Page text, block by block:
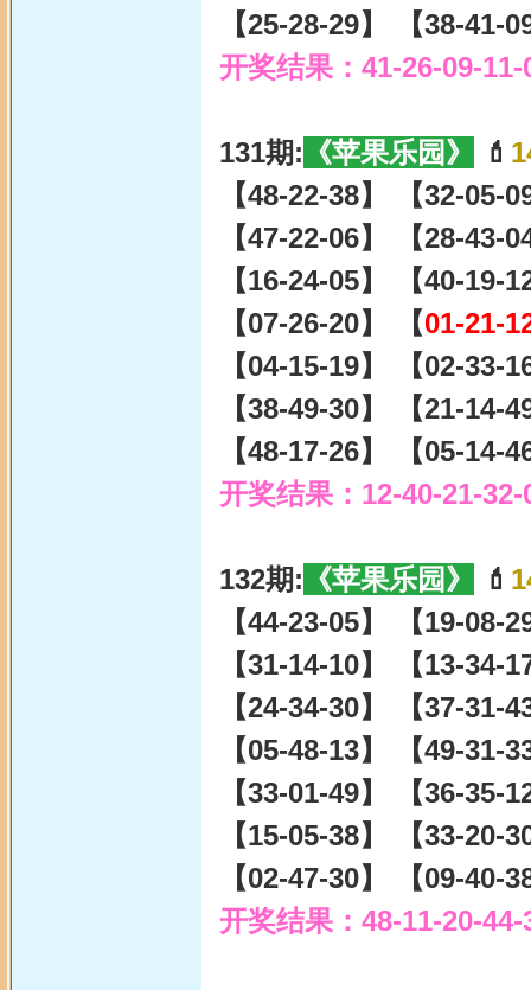
【25-28-29】 【38-41-
开奖结果：41-26-09-
131期: 《苹果乐园》 💄
【48-22-38】 【32-05-
【47-22-06】 【28-43-
【16-24-05】 【40-19-
【07-26-20】 【01-21-
【04-15-19】 【02-33-
【38-49-30】 【21-14-
【48-17-26】 【05-14-
开奖结果：12-40-21-
132期: 《苹果乐园》 💄
【44-23-05】 【19-08-
【31-14-10】 【13-34-
【24-34-30】 【37-31-
【05-48-13】 【49-31-
【33-01-49】 【36-35-
【15-05-38】 【33-20-
【02-47-30】 【09-40-
开奖结果：48-11-20-